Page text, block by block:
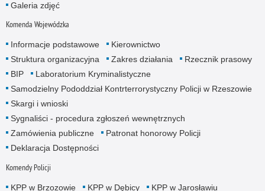
Galeria zdjęć
Komenda Wojewódzka
Informacje podstawowe
Kierownictwo
Struktura organizacyjna
Zakres działania
Rzecznik prasowy
BIP
Laboratorium Kryminalistyczne
Samodzielny Pododdział Kontrterrorystyczny Policji w Rzeszowie
Skargi i wnioski
Sygnaliści - procedura zgłoszeń wewnętrznych
Zamówienia publiczne
Patronat honorowy Policji
Deklaracja Dostępności
Komendy Policji
KPP w Brzozowie KPP w Dębicy
KPP w Jarosławiu